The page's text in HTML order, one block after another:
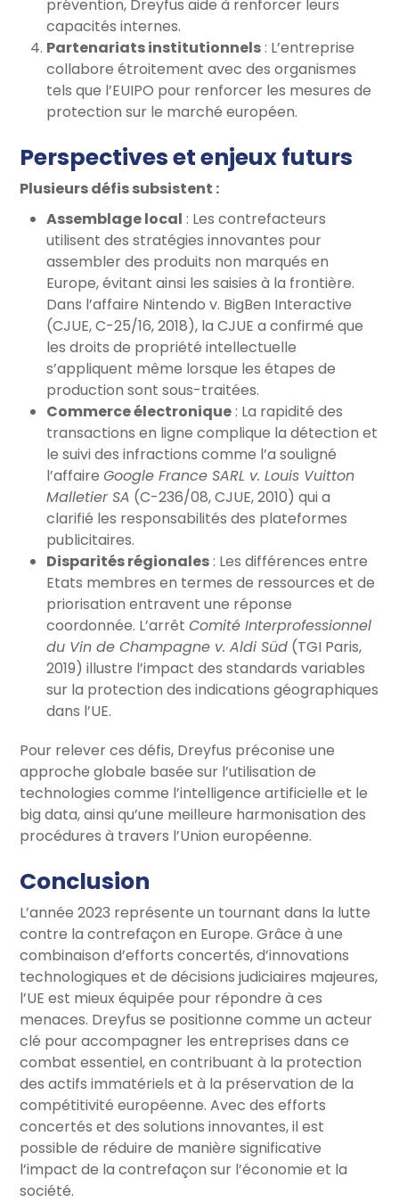
prévention, Dreyfus aide à renforcer leurs
capacités internes.
Partenariats institutionnels: L’entreprise
collabore étroitement avec des organismes
tels que l’EUIPO pour renforcer les mesures de
protection sur le marché européen.
Perspectives et enjeux futurs
Plusieurs défis subsistent :
Assemblage local : Les contrefacteurs
utilisent des stratégies innovantes pour
assembler des produits non marqués en
Europe, évitant ainsi les saisies à la frontière.
Dans l’affaire Nintendo v. BigBen Interactive
(CJUE, C-25/16, 2018), la CJUE a confirmé que
les droits de propriété intellectuelle
s’appliquent même lorsque les étapes de
production sont sous-traitées.
Commerce électronique: La rapidité des
transactions en ligne complique la détection et
le suivi des infractions comme l’a souligné
l’affaireGoogle France SARL v. Louis Vuitton
Malletier SA (C-236/08, CJUE, 2010) qui a
clarifié les responsabilités des plateformes
publicitaires.
Disparités régionales: Les différences entre
Etats membres en termes de ressources et de
priorisation entravent une réponse
coordonnée. L’arrêtComité Interprofessionnel
du Vin de Champagne v. Aldi Süd (TGI Paris,
2019) illustre l’impact des standards variables
sur la protection des indications géographiques
dans l’UE.
Pour relever ces défis, Dreyfus préconise une
approche globale basée sur l’utilisation de
technologies comme l’intelligence artificielle et le
big data, ainsi qu’une meilleure harmonisation des
procédures à travers l’Union européenne.
Conclusion
L’année 2023 représente un tournant dans la lutte
contre la contrefaçon en Europe. Grâce à une
combinaison d’efforts concertés, d’innovations
technologiques et de décisions judiciaires majeures,
l’UE est mieux équipée pour répondre à ces
menaces. Dreyfus se positionne comme un acteur
clé pour accompagner les entreprises dans ce
combat essentiel, en contribuant à la protection
des actifs immatériels et à la préservation de la
compétitivité européenne. Avec des efforts
concertés et des solutions innovantes, il est
possible de réduire de manière significative
l’impact de la contrefaçon sur l’économie et la
société.